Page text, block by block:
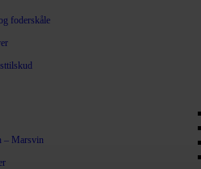
foderskåle
– Marsvin